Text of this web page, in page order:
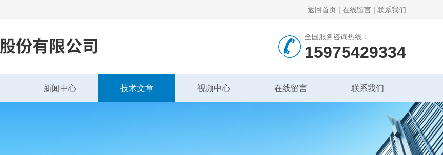
返回首页 | 在线留言 | 联系我们
全国服务咨询热线：
15975429334
新闻中心 技术文章 视频中心 在线留言 联系我们